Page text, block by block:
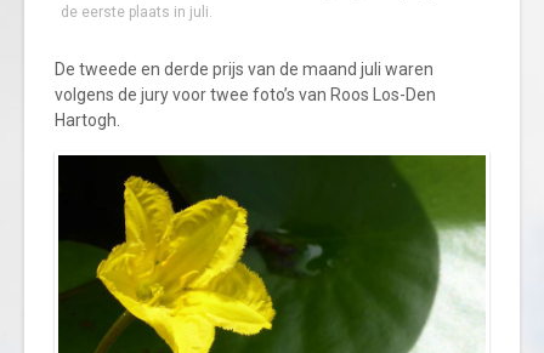
de eerste plaats in juli.
De tweede en derde prijs van de maand juli waren
volgens de jury voor twee foto’s van Roos Los-Den
Hartogh.